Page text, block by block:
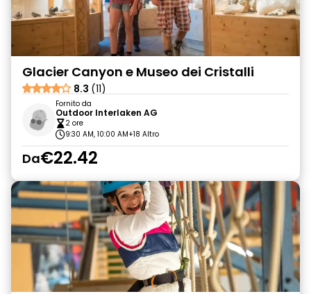
Glacier Canyon e Museo dei Cristalli
8.3 (11)
Fornito da
Outdoor Interlaken AG
2 ore
9:30 AM, 10:00 AM+18 Altro
Da€22.42